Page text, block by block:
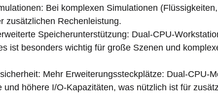
Bei komplexen Simulationen
zusätzlichen Rechenleistung.
Speicherunterstützung: Dual-CPU-
ist besonders wichtig für große Szenen und
Mehr Erweiterungssteckplätze: Dual-CPU-
und höhere I/O-Kapazitäten, was nützlich ist für